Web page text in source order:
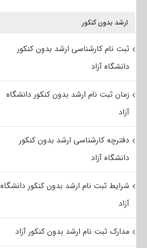
ارشد بدون کنکور
ثبت نام کارشناسی ارشد بدون کنکور
دانشگاه آزاد
زمان ثبت نام ارشد بدون کنکور دانشگاه
آزاد
دفترچه کارشناسی ارشد بدون کنکور
دانشگاه آزاد
شرایط ثبت نام ارشد بدون کنکور دانشگاه
آزاد
مدارک ثبت نام ارشد بدون کنکور آزاد